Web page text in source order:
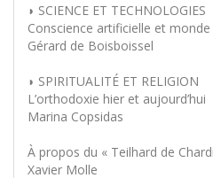
◗ SCIENCE ET TECHNOLOGIES
Conscience artificielle et
Gérard de Boisboissel
◗ SPIRITUALITÉ ET RELIGION
L’orthodoxie hier et aujourd’hui
Marina Copsidas
À propos du « Teilhard de
Xavier Molle